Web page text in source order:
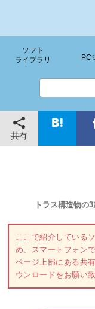
ソフト
ライブラリ
PC
共有
トラス構造物の
ここで紹介している
め、スマートフォン
ページ上部にある共
ウンロードをお願い